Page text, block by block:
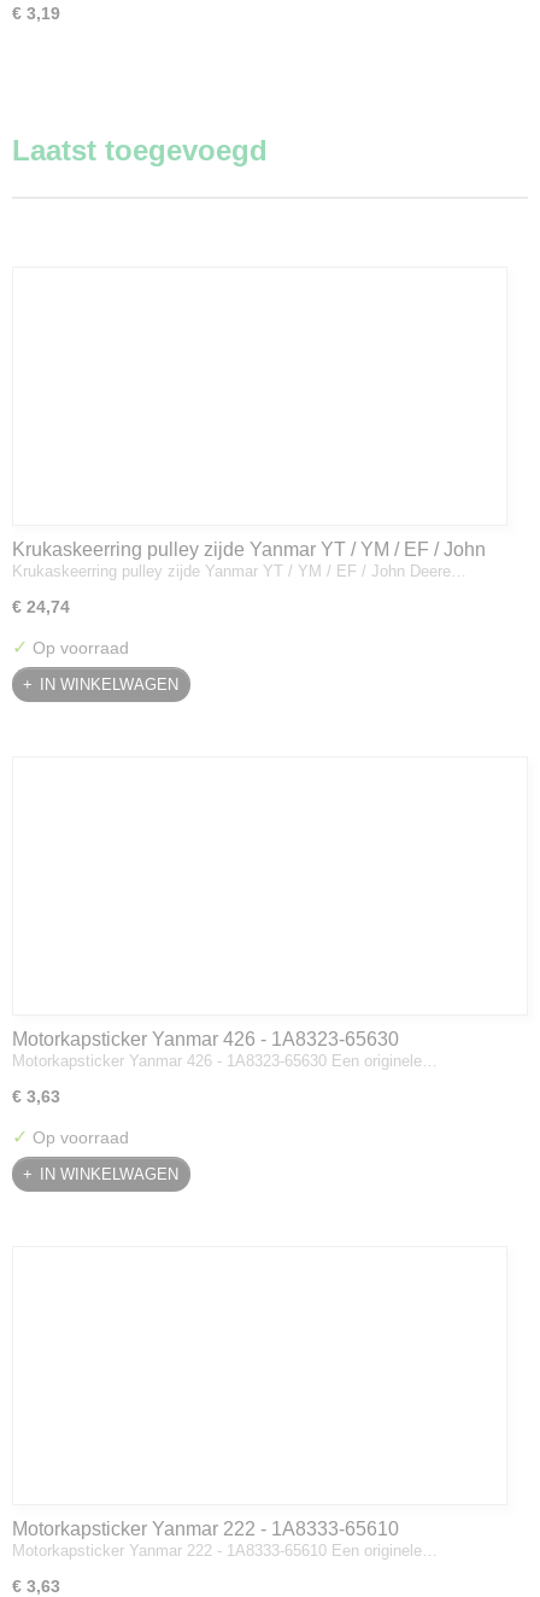
€ 3,19
Laatst toegevoegd
Krukaskeerring pulley zijde Yanmar YT / YM / EF / John
Deere - 119934-01800
Krukaskeerring pulley zijde Yanmar YT / YM / EF / John Deere…
€ 24,74
✓ Op voorraad
IN WINKELWAGEN
Motorkapsticker Yanmar 426 - 1A8323-65630
Motorkapsticker Yanmar 426 - 1A8323-65630 Een originele…
€ 3,63
✓ Op voorraad
IN WINKELWAGEN
Motorkapsticker Yanmar 222 - 1A8333-65610
Motorkapsticker Yanmar 222 - 1A8333-65610 Een originele…
€ 3,63